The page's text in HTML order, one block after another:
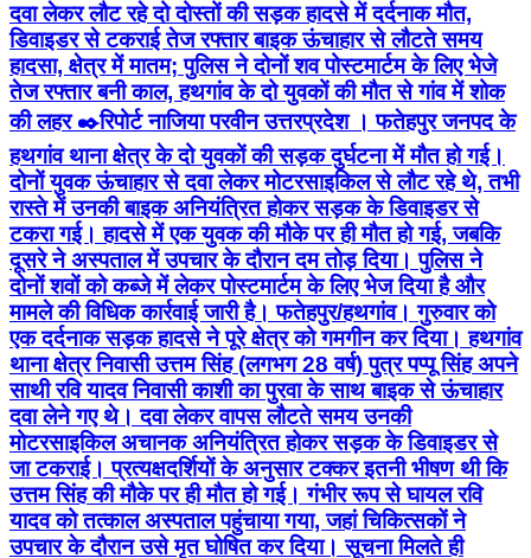
दवा लेकर लौट रहे दो दोस्तों की सड़क हादसे में दर्दनाक मौत,
डिवाइडर से टकराई तेज रफ्तार बाइक ऊंचाहार से लौटते समय
हादसा, क्षेत्र में मातम; पुलिस ने दोनों शव पोस्टमार्टम के लिए भेजे
तेज रफ्तार बनी काल, हथगांव के दो युवकों की मौत से गांव में शोक
की लहर ✒️रिपोर्ट नाजिया परवीन उत्तरप्रदेश । फतेहपुर जनपद के
हथगांव थाना क्षेत्र के दो युवकों की सड़क दुर्घटना में मौत हो गई।
दोनों युवक ऊंचाहार से दवा लेकर मोटरसाइकिल से लौट रहे थे, तभी
रास्ते में उनकी बाइक अनियंत्रित होकर सड़क के डिवाइडर से
टकरा गई। हादसे में एक युवक की मौके पर ही मौत हो गई, जबकि
दूसरे ने अस्पताल में उपचार के दौरान दम तोड़ दिया। पुलिस ने
दोनों शवों को कब्जे में लेकर पोस्टमार्टम के लिए भेज दिया है और
मामले की विधिक कार्रवाई जारी है। फतेहपुर/हथगांव। गुरुवार को
एक दर्दनाक सड़क हादसे ने पूरे क्षेत्र को गमगीन कर दिया। हथगांव
थाना क्षेत्र निवासी उत्तम सिंह (लगभग 28 वर्ष) पुत्र पप्पू सिंह अपने
साथी रवि यादव निवासी काशी का पुरवा के साथ बाइक से ऊंचाहार
दवा लेने गए थे। दवा लेकर वापस लौटते समय उनकी
मोटरसाइकिल अचानक अनियंत्रित होकर सड़क के डिवाइडर से
जा टकराई। प्रत्यक्षदर्शियों के अनुसार टक्कर इतनी भीषण थी कि
उत्तम सिंह की मौके पर ही मौत हो गई। गंभीर रूप से घायल रवि
यादव को तत्काल अस्पताल पहुंचाया गया, जहां चिकित्सकों ने
उपचार के दौरान उसे मृत घोषित कर दिया। सूचना मिलते ही